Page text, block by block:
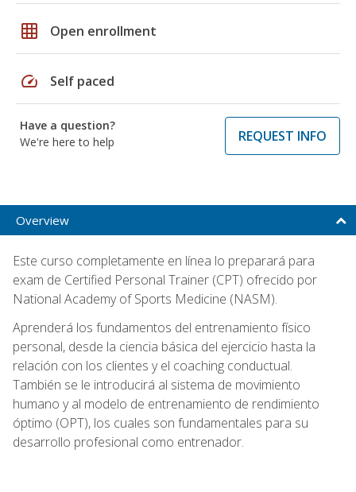
grid_on Open enrollment
speed Self paced
Have a question?
We're here to help
REQUEST INFO
Overview
Este curso completamente en línea lo preparará para
exam de Certified Personal Trainer (CPT) ofrecido por
National Academy of Sports Medicine (NASM).
Aprenderá los fundamentos del entrenamiento físico
personal, desde la ciencia básica del ejercicio hasta la
relación con los clientes y el coaching conductual.
También se le introducirá al sistema de movimiento
humano y al modelo de entrenamiento de rendimiento
óptimo (OPT), los cuales son fundamentales para su
desarrollo profesional como entrenador.